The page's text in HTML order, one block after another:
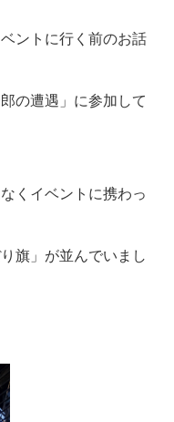
ントに行く前のお話
の遭遇」に参加して
くイベントに携わっ
旗」が並んでいまし